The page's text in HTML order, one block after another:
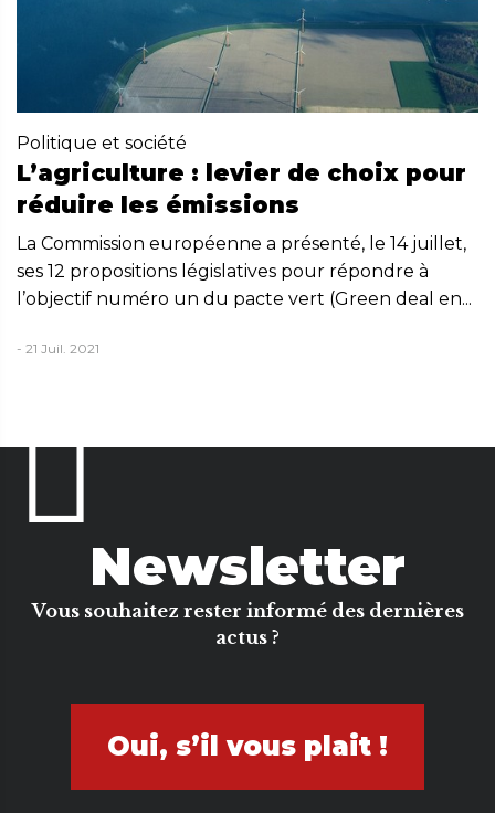
Politique et société
L’agriculture : levier de choix pour
réduire les émissions
La Commission européenne a présenté, le 14 juillet,
ses 12 propositions législatives pour répondre à
l’objectif numéro un du pacte vert (Green deal en...
- 21 Juil. 2021
Newsletter
Vous souhaitez rester informé des dernières
actus ?
Oui, s’il vous plait !